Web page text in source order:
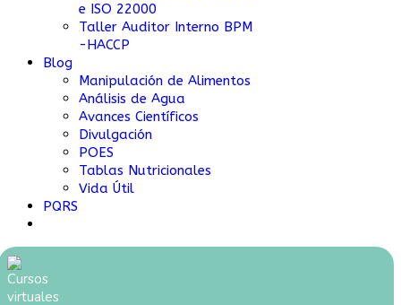
e ISO 22000
Taller Auditor Interno BPM
-HACCP
Blog
Manipulación de Alimentos
Análisis de Agua
Avances Científicos
Divulgación
POES
Tablas Nutricionales
Vida Útil
PQRS